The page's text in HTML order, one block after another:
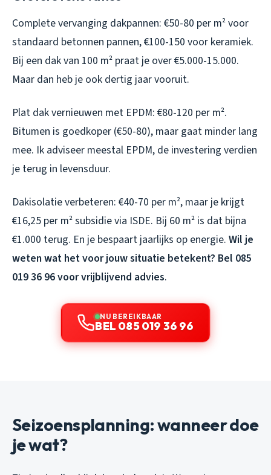
Complete vervanging dakpannen: €50-80 per m² voor
standaard betonnen pannen, €100-150 voor keramiek.
Bij een dak van 100 m² praat je over €5.000-15.000.
Maar dan heb je ook dertig jaar vooruit.
Plat dak vernieuwen met EPDM: €80-120 per m².
Bitumen is goedkoper (€50-80), maar gaat minder lang
mee. Ik adviseer meestal EPDM, de investering verdien
je terug in levensduur.
Dakisolatie verbeteren: €40-70 per m², maar je krijgt
€16,25 per m² subsidie via ISDE. Bij 60 m² is dat bijna
€1.000 terug. En je bespaart jaarlijks op energie. Wil je
weten wat het voor jouw situatie betekent? Bel 085
019 36 96 voor vrijblijvend advies.
NU BEREIKBAAR
BEL 085 019 36 96
Seizoensplanning: wanneer doe
je wat?